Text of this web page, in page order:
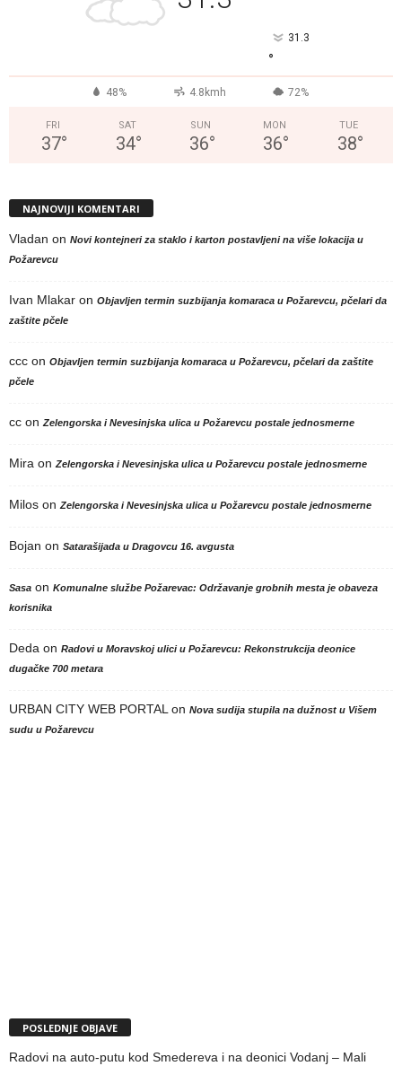
31.3
°
48% 4.8kmh 72%
FRI
37°
SAT
34°
SUN
36°
MON
36°
TUE
38°
NAJNOVIJI KOMENTARI
Vladan on Novi kontejneri za staklo i karton postavljeni na više lokacija u
Požarevcu
Ivan Mlakar on Objavljen termin suzbijanja komaraca u Požarevcu, pčelari da
zaštite pčele
ccc on Objavljen termin suzbijanja komaraca u Požarevcu, pčelari da zaštite
pčele
cc on Zelengorska i Nevesinjska ulica u Požarevcu postale jednosmerne
Mira on Zelengorska i Nevesinjska ulica u Požarevcu postale jednosmerne
Milos on Zelengorska i Nevesinjska ulica u Požarevcu postale jednosmerne
Bojan on Satarašijada u Dragovcu 16. avgusta
Sasa on Komunalne službe Požarevac: Održavanje grobnih mesta je obaveza
korisnika
Deda on Radovi u Moravskoj ulici u Požarevcu: Rekonstrukcija deonice
dugačke 700 metara
URBAN CITY WEB PORTAL on Nova sudija stupila na dužnost u Višem
sudu u Požarevcu
POSLEDNJE OBJAVE
Radovi na auto-putu kod Smedereva i na deonici Vodanj – Mali